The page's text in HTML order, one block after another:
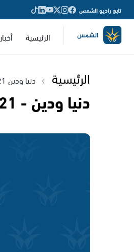
تابع راديو الشمس
الرئيسية أخبار
الرئيسية دنيا ودين 2021
دنيا ودين - 04.05.2021